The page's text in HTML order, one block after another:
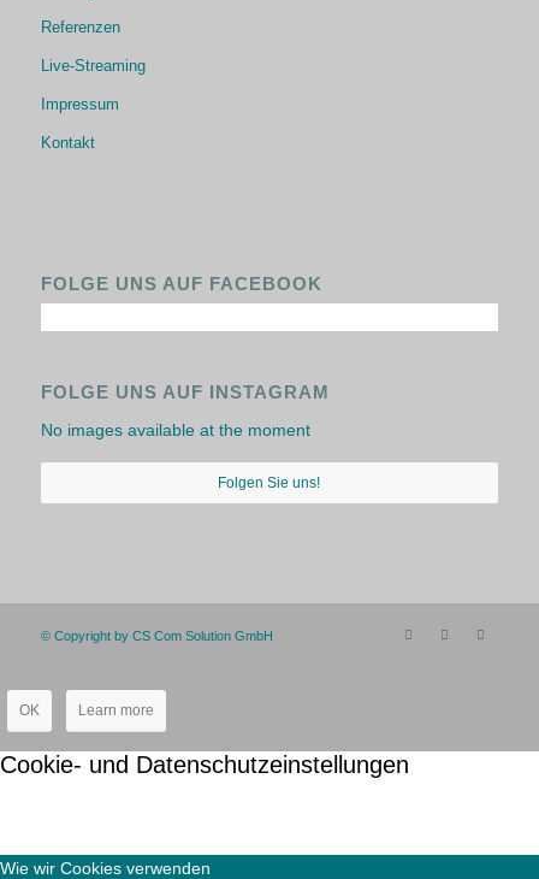
Referenzen
Live-Streaming
Impressum
Kontakt
FOLGE UNS AUF FACEBOOK
FOLGE UNS AUF INSTAGRAM
No images available at the moment
Folgen Sie uns!
© Copyright by CS Com Solution GmbH
OK Learn more
Cookie- und Datenschutzeinstellungen
Wie wir Cookies verwenden